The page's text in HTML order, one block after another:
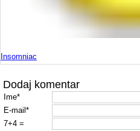
Insomniac
Dodaj komentar
Ime*
E-mail*
7+4 =